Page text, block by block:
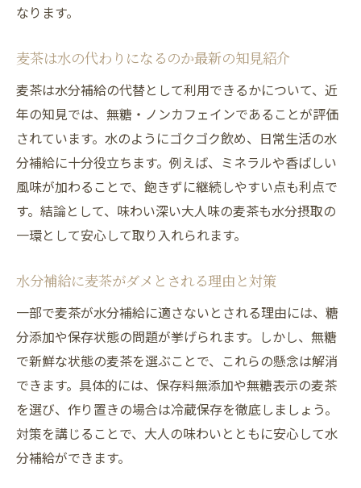
なります。
麦茶は水の代わりになるのか最新の知見紹介
麦茶は水分補給の代替として利用できるかについて、近
年の知見では、無糖・ノンカフェインであることが評価
されています。水のようにゴクゴク飲め、日常生活の水
分補給に十分役立ちます。例えば、ミネラルや香ばしい
風味が加わることで、飽きずに継続しやすい点も利点で
す。結論として、味わい深い大人味の麦茶も水分摂取の
一環として安心して取り入れられます。
水分補給に麦茶がダメとされる理由と対策
一部で麦茶が水分補給に適さないとされる理由には、糖
分添加や保存状態の問題が挙げられます。しかし、無糖
で新鮮な状態の麦茶を選ぶことで、これらの懸念は解消
できます。具体的には、保存料無添加や無糖表示の麦茶
を選び、作り置きの場合は冷蔵保存を徹底しましょう。
対策を講じることで、大人の味わいとともに安心して水
分補給ができます。